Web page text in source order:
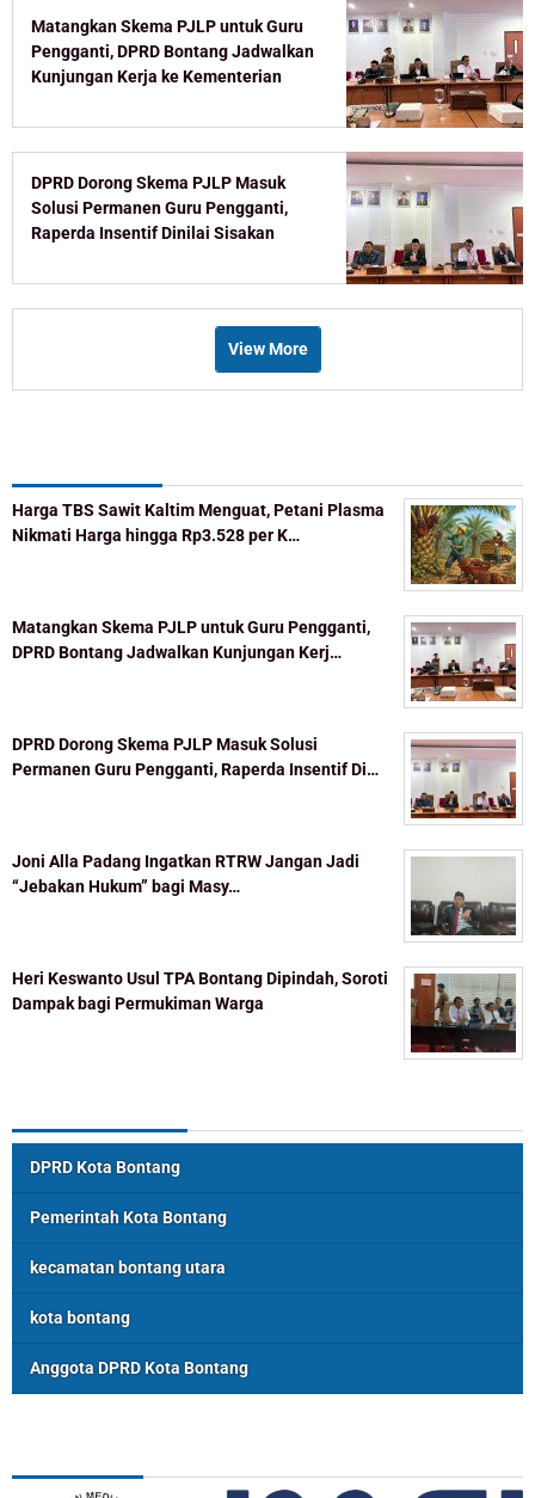
Matangkan Skema PJLP untuk Guru
Pengganti, DPRD Bontang Jadwalkan
Kunjungan Kerja ke Kementerian
DPRD Dorong Skema PJLP Masuk
Solusi Permanen Guru Pengganti,
Raperda Insentif Dinilai Sisakan
View More
Harga TBS Sawit Kaltim Menguat, Petani Plasma
Nikmati Harga hingga Rp3.528 per K…
Matangkan Skema PJLP untuk Guru Pengganti,
DPRD Bontang Jadwalkan Kunjungan Kerj…
DPRD Dorong Skema PJLP Masuk Solusi
Permanen Guru Pengganti, Raperda Insentif Di…
Joni Alla Padang Ingatkan RTRW Jangan Jadi
“Jebakan Hukum” bagi Masy…
Heri Keswanto Usul TPA Bontang Dipindah, Soroti
Dampak bagi Permukiman Warga
DPRD Kota Bontang
Pemerintah Kota Bontang
kecamatan bontang utara
kota bontang
Anggota DPRD Kota Bontang